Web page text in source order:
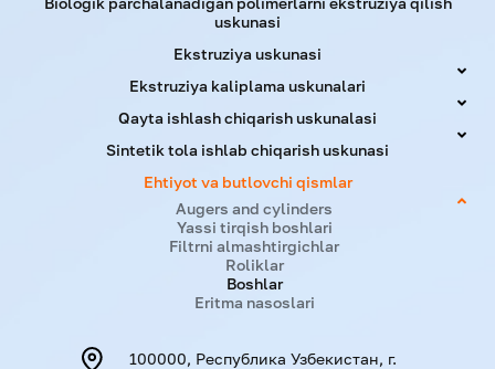
uskunasi
Ekstruziya uskunasi
Ekstruziya kaliplama uskunalari
Qayta ishlash chiqarish uskunalasi
Sintetik tola ishlab chiqarish uskunasi
Ehtiyot va butlovchi qismlar
Augers and cylinders
Yassi tirqish boshlari
Filtrni almashtirgichlar
Roliklar
Boshlar
Eritma nasoslari
100000, Республика Узбекистан, г.